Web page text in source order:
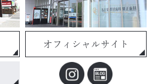
オフィシャルサイト